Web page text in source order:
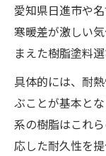
外壁塗
外壁塗
外壁塗
外壁塗装後
愛知県日進市や
寒暖差が激しい
まえた樹脂塗料
具体的には、耐
ぶことが基本と
系の樹脂はこれ
応した耐久性を